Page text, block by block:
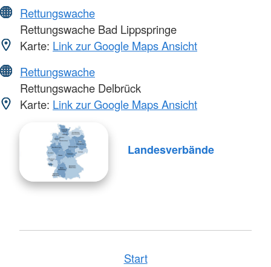
Rettungswache
Rettungswache Bad Lippspringe
Karte: Link zur Google Maps Ansicht
Rettungswache
Rettungswache Delbrück
Karte: Link zur Google Maps Ansicht
Landesverbände
Start